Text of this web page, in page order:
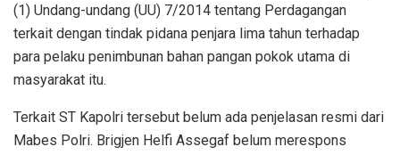
(1) Undang-undang (UU) 7/2014 tentang Perdagangan
terkait dengan tindak pidana penjara lima tahun terhadap
para pelaku penimbunan bahan pangan pokok utama di
masyarakat itu.
Terkait ST Kapolri tersebut belum ada penjelasan resmi dari
Mabes Polri. Brigjen Helfi Assegaf belum merespons